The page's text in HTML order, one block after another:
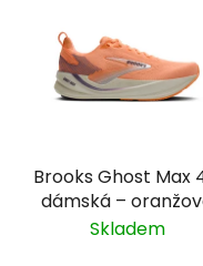
Brooks Ghost Max
dámská –
Skladem